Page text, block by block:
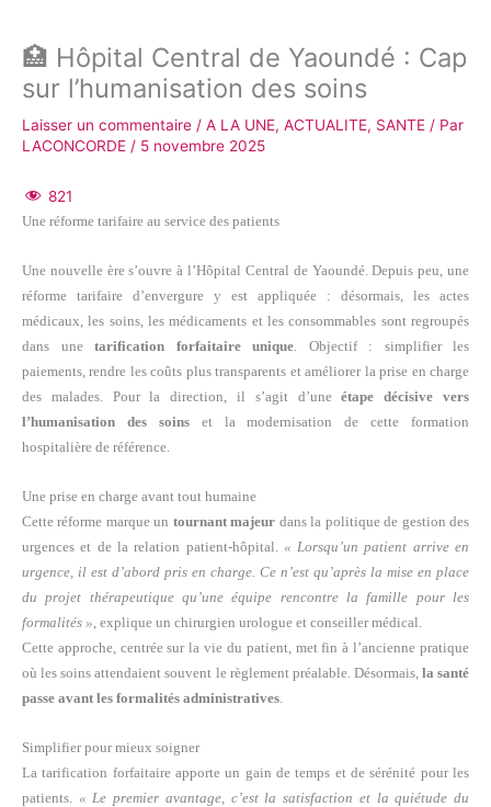
🏥 Hôpital Central de Yaoundé : Cap
sur l’humanisation des soins
Laisser un commentaire / A LA UNE, ACTUALITE, SANTE / Par
LACONCORDE / 5 novembre 2025
821
Une réforme tarifaire au service des patients
Une nouvelle ère s’ouvre à l’Hôpital Central de Yaoundé. Depuis peu, une
réforme tarifaire d’envergure y est appliquée : désormais, les actes
médicaux, les soins, les médicaments et les consommables sont regroupés
dans une tarification forfaitaire unique. Objectif : simplifier les
paiements, rendre les coûts plus transparents et améliorer la prise en charge
des malades. Pour la direction, il s’agit d’uneétape décisive vers
l’humanisation des soinset la modernisation de cette formation
hospitalière de référence.
Une prise en charge avant tout humaine
Cette réforme marque un tournant majeur dans la politique de gestion des
urgences et de la relation patient-hôpital. « Lorsqu’un patient arrive en
urgence, il est d’abord pris en charge. Ce n’est qu’après la mise en place
du projet thérapeutique qu’une équipe rencontre la famille pour les
formalités », explique un chirurgien urologue et conseiller médical.
Cette approche, centrée sur la vie du patient, met fin à l’ancienne pratique
où les soins attendaient souvent le règlement préalable. Désormais, la santé
passe avant les formalités administratives.
Simplifier pour mieux soigner
La tarification forfaitaire apporte un gain de temps et de sérénité pour les
patients. « Le premier avantage, c’est la satisfaction et la quiétude du